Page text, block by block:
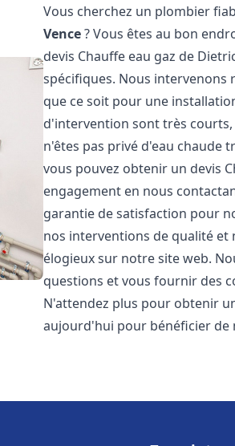
Vous cherchez un plombier
Vence? Vous êtes au bon
devis Chauffe eau gaz de
spécifiques. Nous intervenons
que ce soit pour une
d'intervention sont très courts,
n'êtes pas privé d'eau chaude
vous pouvez obtenir un devis
engagement en nous
garantie de satisfaction pour
nos interventions de qualité et
élogieux sur notre site web.
questions et vous fournir des
N'attendez plus pour obtenir
aujourd'hui pour bénéficier de